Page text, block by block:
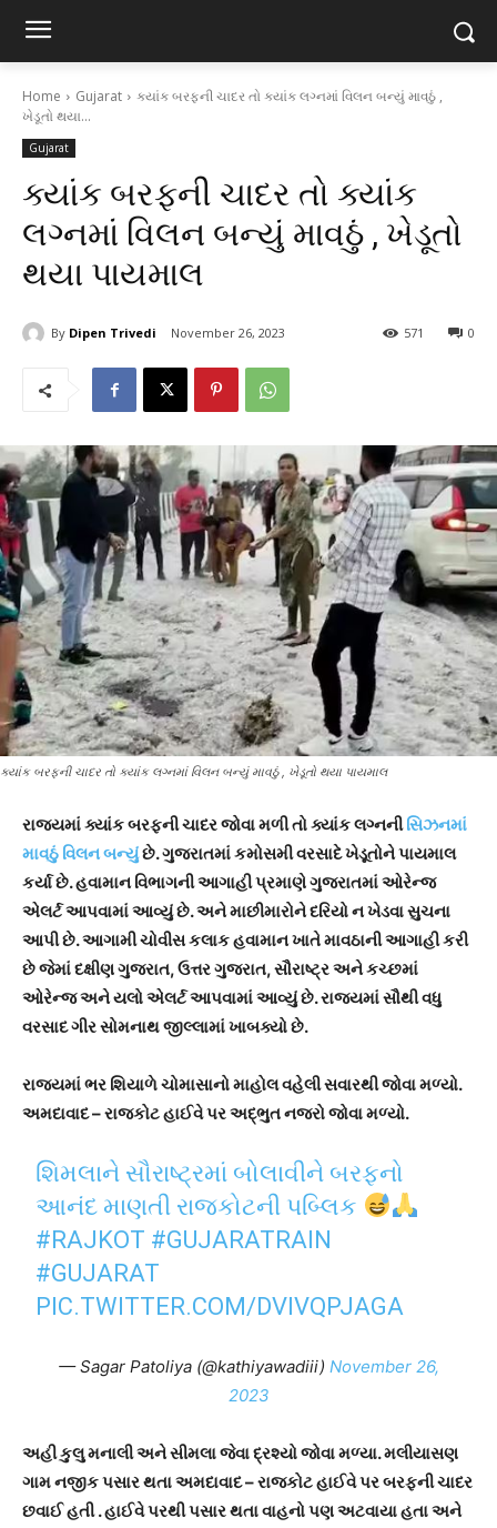
Home Gujarat
ક્યાંક બરફની ચાદર તો ક્યાંક લગ્નમાં વિલન બન્યું માવઠું ,
ખેડૂતો થયા...
Gujarat
ક્યાંક બરફની ચાદર તો ક્યાંક
લગ્નમાં વિલન બન્યું માવઠું , ખેડૂતો
થયા પાયમાલ
By Dipen Trivedi November 26, 2023 0
571
ક્યાંક બરફની ચાદર તો ક્યાંક લગ્નમાં વિલન બન્યું માવઠું , ખેડૂતો થયા પાયમાલ
રાજ્યમાં ક્યાંક બરફની ચાદર જોવા મળી તો ક્યાંક લગ્નનીસિઝનમાં
માવઠું વિલન બન્યુંછે. ગુજરાતમાં કમોસમી વરસાદે ખેડૂતોને પાયમાલ
કર્યા છે. હવામાન વિભાગની આગાહી પ્રમાણે ગુજરાતમાં ઓરેન્જ
એલર્ટ આપવામાં આવ્યું છે. અને માછીમારોને દરિયો ન ખેડવા સુચના
આપી છે. આગામી ચોવીસ કલાક હવામાન ખાતે માવઠાની આગાહી કરી
છે જેમાં દક્ષીણ ગુજરાત, ઉત્તર ગુજરાત, સૌરાષ્ટ્ર અને કચ્છમાં
ઓરેન્જ અને યલો એલર્ટ આપવામાં આવ્યું છે. રાજ્યમાં સૌથી વધુ
વરસાદ ગીર સોમનાથ જીલ્લામાં ખાબક્યો છે.
રાજ્યમાં ભર શિયાળે ચોમાસાનો માહોલ વહેલી સવારથી જોવા મળ્યો.
અમદાવાદ – રાજકોટ હાઈવે પર અદ્ભુત નજરો જોવા મળ્યો.
શિમલાને સૌરાષ્ટ્રમાં બોલાવીને બરફનો
આનંદ માણતી રાજકોટની પબ્લિક
#RAJKOT #GUJARATRAIN
#GUJARAT
PIC.TWITTER.COM/DVIVQPJAGA
— Sagar Patoliya (@kathiyawadiii) November 26,
2023
અહી કુલુ મનાલી અને સીમલા જેવા દ્રશ્યો જોવા મળ્યા. મલીયાસણ
ગામ નજીક પસાર થતા અમદાવાદ – રાજકોટ હાઈવે પર બરફની ચાદર
છવાઈ હતી . હાઈવે પરથી પસાર થતા વાહનો પણ અટવાયા હતા અને